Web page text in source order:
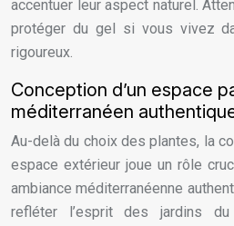
accentuer leur aspect naturel.
protéger du gel si vous vivez
rigoureux.
Conception d’un espace
méditerranéen
Au-delà du choix des plantes, la
espace extérieur joue un rôle
ambiance méditerranéenne
refléter l’esprit des jardins